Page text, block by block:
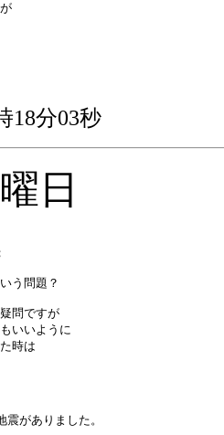
18分03秒
日
う問題？
問ですが
いいように
時は
がありました。